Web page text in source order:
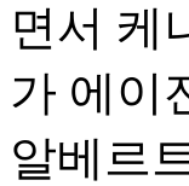
면서 케
가 에이
알베르